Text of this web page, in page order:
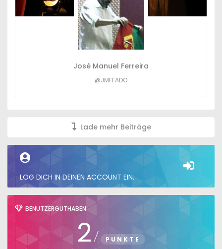
José Manuel Ferreira
@JMFFADO
Lade mehr Beiträge
LOG DICH IN DEINEN ACCOUNT EIN.
BENUTZERGUTHABEN
2/ PUNKTE